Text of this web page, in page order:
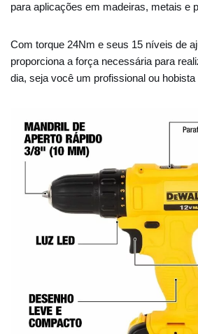
para aplicações em madeiras, metais e
Com torque 24Nm e seus 15 níveis de
proporciona a força necessária para
dia, seja você um profissional ou hobista